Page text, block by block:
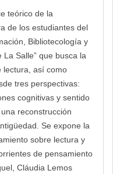
teórico de la
de los estudiantes del
Bibliotecología y
Salle” que busca la
lectura, así como
tres perspectivas:
cognitivas y sentido
reconstrucción
Se expone la
sobre lectura y
de pensamiento
Cláudia Lemos